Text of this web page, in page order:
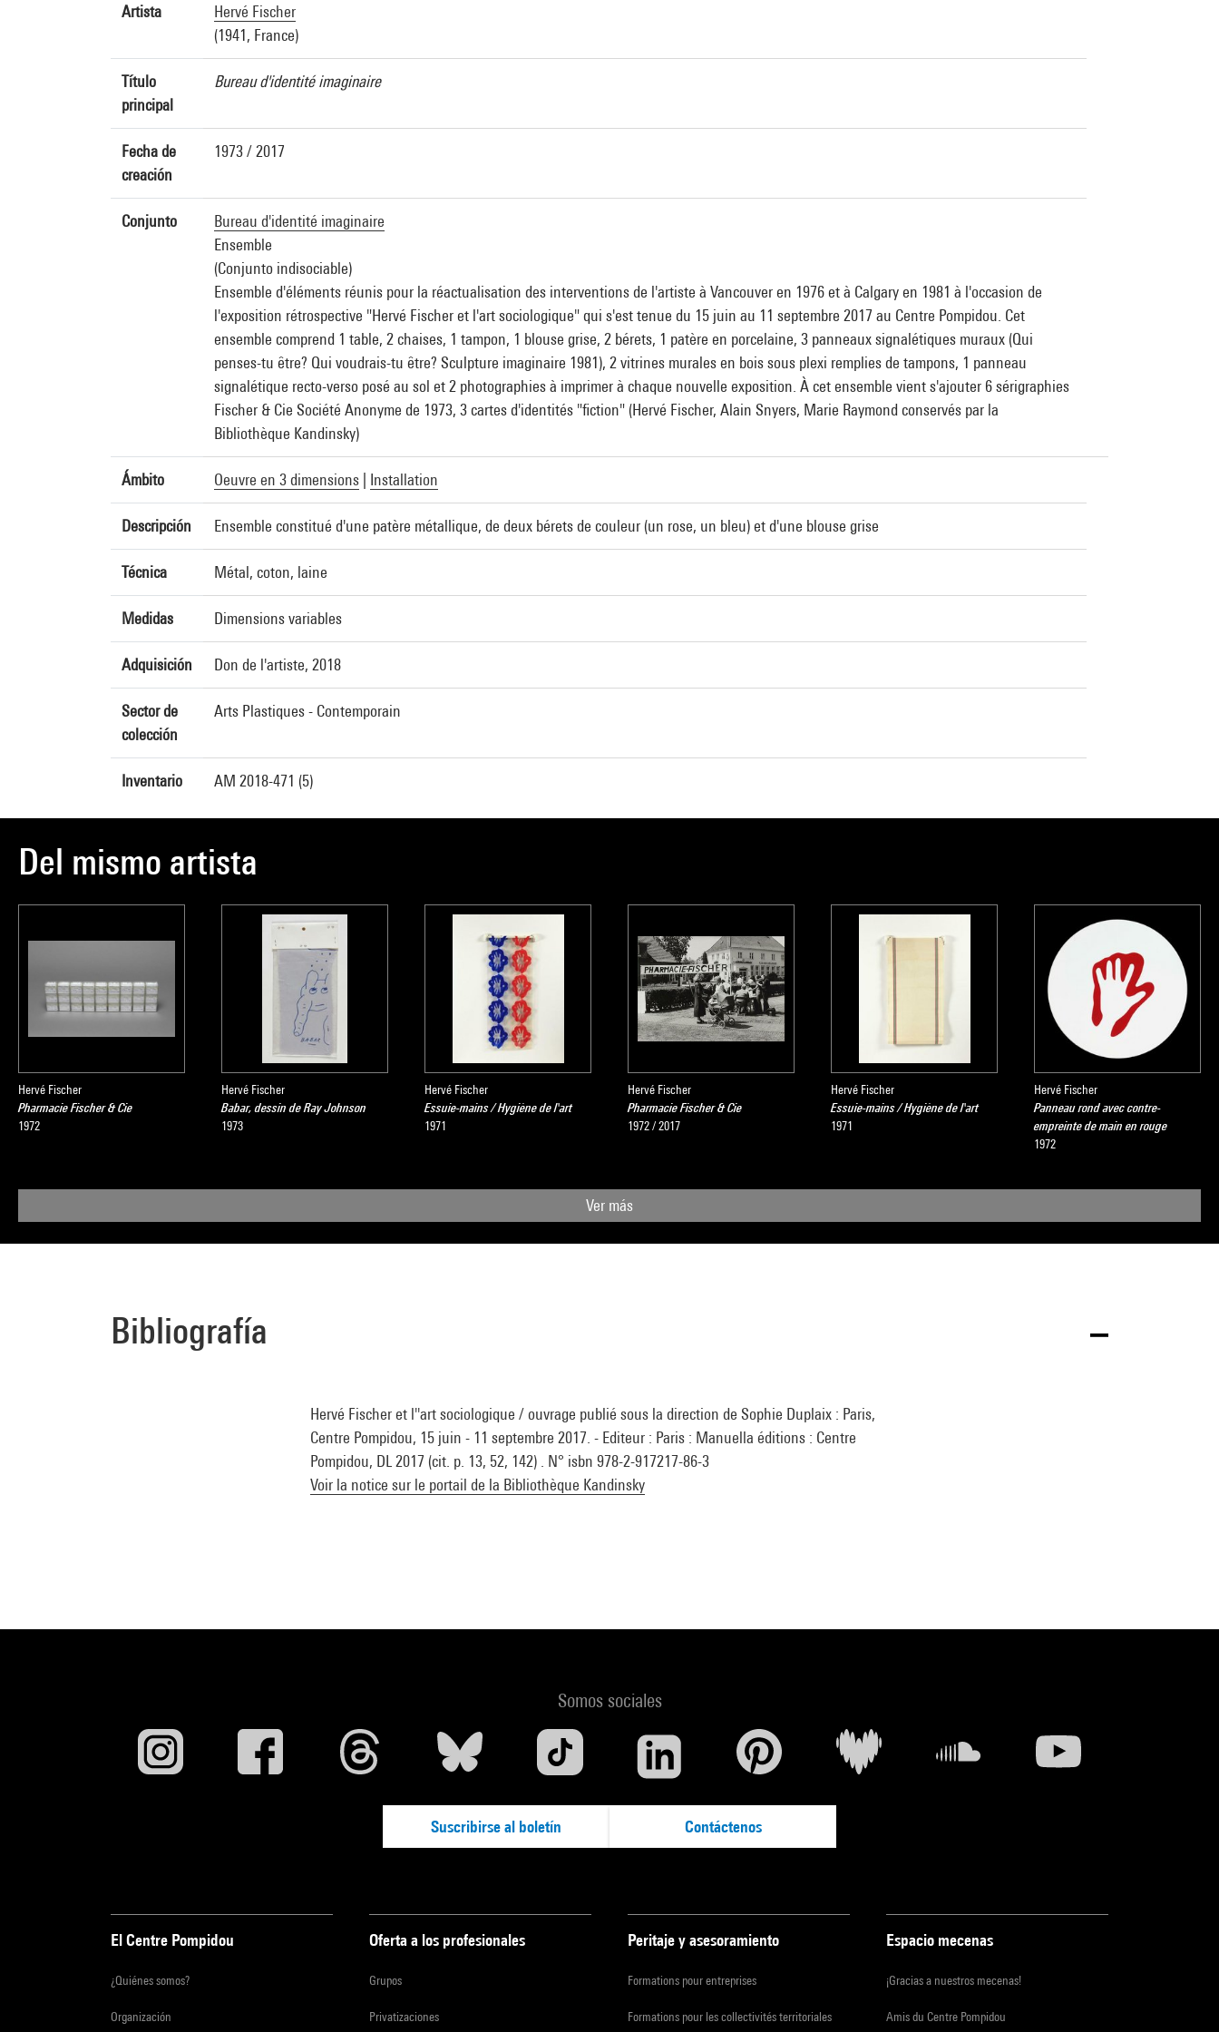
Artista
Hervé Fischer
(1941, France)
Título
principal
Bureau d'identité imaginaire
Fecha de
creación
1973 / 2017
Conjunto
Bureau d'identité imaginaire
Ensemble
(Conjunto indisociable)
Ensemble d'éléments réunis pour la réactualisation des interventions de l'artiste à Vancouver en 1976 et à Calgary en 1981 à l'occasion de
l'exposition rétrospective "Hervé Fischer et l'art sociologique" qui s'est tenue du 15 juin au 11 septembre 2017 au Centre Pompidou. Cet
ensemble comprend 1 table, 2 chaises, 1 tampon, 1 blouse grise, 2 bérets, 1 patère en porcelaine, 3 panneaux signalétiques muraux (Qui
penses-tu être? Qui voudrais-tu être? Sculpture imaginaire 1981), 2 vitrines murales en bois sous plexi remplies de tampons, 1 panneau
signalétique recto-verso posé au sol et 2 photographies à imprimer à chaque nouvelle exposition. À cet ensemble vient s'ajouter 6 sérigraphies
Fischer & Cie Société Anonyme de 1973, 3 cartes d'identités "fiction" (Hervé Fischer, Alain Snyers, Marie Raymond conservés par la
Bibliothèque Kandinsky)
Ámbito Oeuvre en 3 dimensions Installation
Descripción Ensemble constitué d'une patère métallique, de deux bérets de couleur (un rose, un bleu) et d'une blouse grise
Técnica Métal, coton, laine
Medidas Dimensions variables
Adquisición Don de l'artiste, 2018
Sector de
colección
Arts Plastiques - Contemporain
Inventario AM 2018-471 (5)
Del mismo artista
Hervé Fischer
Pharmacie Fischer & Cie
1972
Hervé Fischer
Babar, dessin de Ray Johnson
1973
Hervé Fischer
Essuie-mains / Hygiène de l'art
1971
Hervé Fischer
Pharmacie Fischer & Cie
1972 / 2017
Hervé Fischer
Essuie-mains / Hygiène de l'art
1971
Hervé Fischer
Panneau rond avec contre-
empreinte de main en rouge
1972
Ver más
Bibliografía
Hervé Fischer et l''art sociologique / ouvrage publié sous la direction de Sophie Duplaix : Paris,
Centre Pompidou, 15 juin - 11 septembre 2017. - Editeur : Paris : Manuella éditions : Centre
Pompidou, DL 2017 (cit. p. 13, 52, 142) . N° isbn 978-2-917217-86-3
Voir la notice sur le portail de la Bibliothèque Kandinsky
Somos sociales
Suscribirse al boletín Contáctenos
El Centre Pompidou
¿Quiénes somos?
Organización
Oferta a los profesionales
Grupos
Privatizaciones
Peritaje y asesoramiento
Formations pour entreprises
Formations pour les collectivités territoriales
Espacio mecenas
¡Gracias a nuestros mecenas!
Amis du Centre Pompidou